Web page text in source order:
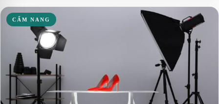
CẨM NANG